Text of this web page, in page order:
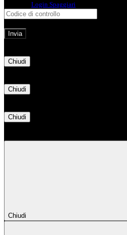
Login Spaggiari
Chiudi
Chiudi
Chiudi
Chiudi